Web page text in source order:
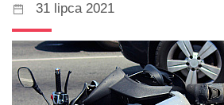
31 lipca 2021